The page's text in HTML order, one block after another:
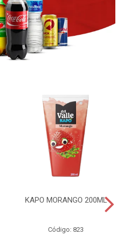
KAPO MORANGO 200ML
Código: 823